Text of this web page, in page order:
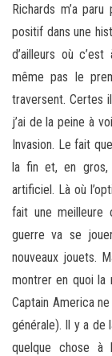
Richards m’a
positif dans une
d’ailleurs où
même pas le
traversent. Certes
j’ai de la peine à
Invasion. Le fait
la fin et, en gros,
artificiel. Là où
fait une meilleure
guerre va se
nouveaux jouets.
montrer en quoi la
Captain America
générale). Il y a de
quelque chose à